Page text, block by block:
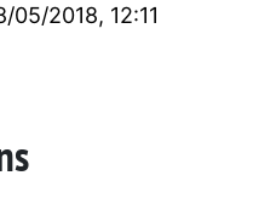
05/2018, 12:11